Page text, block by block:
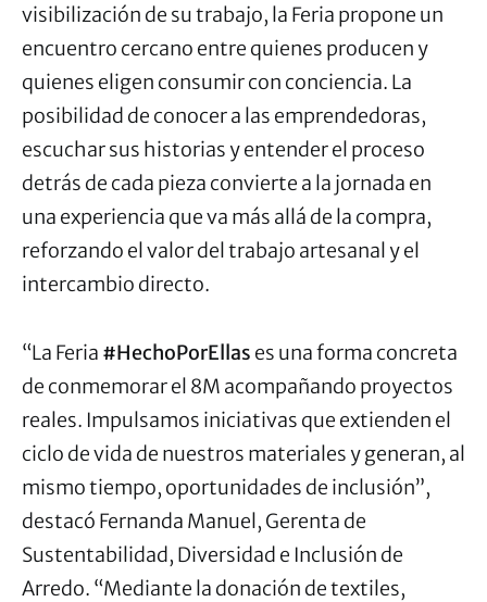
visibilización de su trabajo, la Feria propone un
encuentro cercano entre quienes producen y
quienes eligen consumir con conciencia. La
posibilidad de conocer a las emprendedoras,
escuchar sus historias y entender el proceso
detrás de cada pieza convierte a la jornada en
una experiencia que va más allá de la compra,
reforzando el valor del trabajo artesanal y el
intercambio directo.
“La Feria #HechoPorEllas es una forma concreta
de conmemorar el 8M acompañando proyectos
reales. Impulsamos iniciativas que extienden el
ciclo de vida de nuestros materiales y generan, al
mismo tiempo, oportunidades de inclusión”,
destacó Fernanda Manuel, Gerenta de
Sustentabilidad, Diversidad e Inclusión de
Arredo. “Mediante la donación de textiles,